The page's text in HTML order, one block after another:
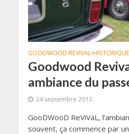
GOODWOOD REVIVAL•HISTORIQUE
Goodwood
ambiance du
24 septembre 2013
GooDWooD ReViVaL,
souvent, ça commence par